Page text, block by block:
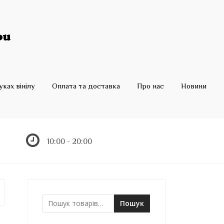
вінілу Оплата та доставка Про нас Новини
10:00 - 20:00
Ш
Пошук